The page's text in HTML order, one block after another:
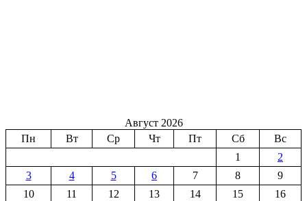
Август 2026
Пн
Вт Ср Чт Пт Сб
Вс
1
2
3
4 5 6 7 8
9
10
11 12 13 14 15
16